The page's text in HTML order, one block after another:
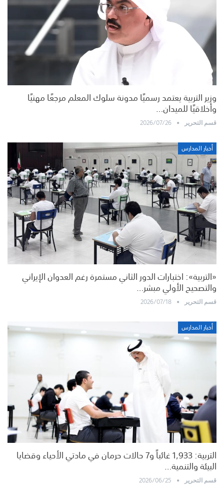
وزير التربية يعتمد رسميًا مدونة سلوك المعلم مرجعًا مهنيًا
وأخلاقيًا للميدان…
قسم التحرير
2026/07/26
أخبار المدارس
«التربية»: اختبارات الدور الثاني مستمرة رغم العدوان الإيراني
والتصحيح الأولي مبشر…
قسم التحرير
2026/07/18
أخبار المدارس
التربية: 1,933 غائباً و7 حالات حرمان في مادتي الأحياء وقضايا
البيئة والتنمية…
قسم التحرير
2026/06/25